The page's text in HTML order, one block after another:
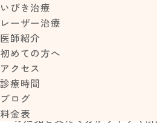
いびき治療
レーザー治療
医師紹介
初めての方へ
アクセス
診療時間
ブログ
料金表
「子どもの乳歯がぎっしり詰
「1歳半や3歳児健診で、歯
た…」
お子さんの歯を見て、このよう
この記事では、熊本県熊本市
が、乳歯に隙間がない場合の
策、専門的な矯正治療の種類
の知見を交えて分かりやすく解